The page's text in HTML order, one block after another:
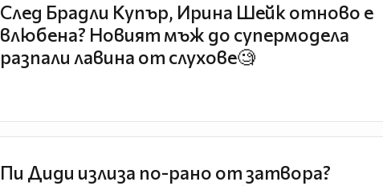
След Брадли Купър, Ирина Шейк отново е
влюбена? Новият мъж до супермодела
разпали лавина от слухове🧐
Пи Диди излиза по-рано от затвора?